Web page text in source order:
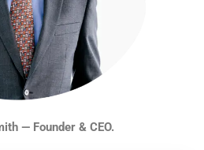
— Founder & CEO.